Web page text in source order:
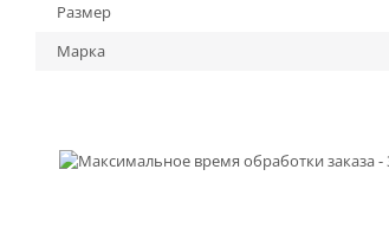
Размер
Марка